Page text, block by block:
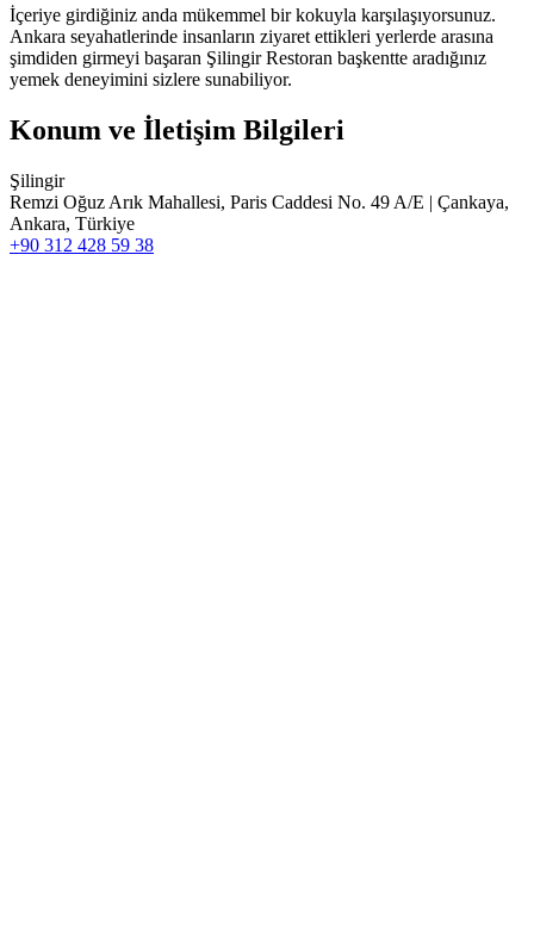
İçeriye girdiğiniz anda mükemmel bir kokuyla karşılaşıyorsunuz.
Ankara seyahatlerinde insanların ziyaret ettikleri yerlerde arasına
şimdiden girmeyi başaran Şilingir Restoran başkentte aradığınız
yemek deneyimini sizlere sunabiliyor.
Konum ve İletişim Bilgileri
Şilingir
Remzi Oğuz Arık Mahallesi, Paris Caddesi No. 49 A/E | Çankaya,
Ankara, Türkiye
+90 312 428 59 38